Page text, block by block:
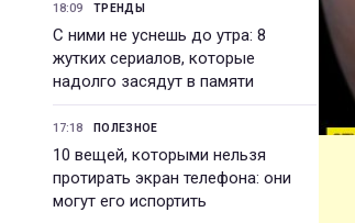
18:09 ТРЕНДЫ
С ними не уснешь до утра: 8
жутких сериалов, которые
надолго засядут в памяти
17:18 ПОЛЕЗНОЕ
10 вещей, которыми нельзя
протирать экран телефона: они
могут его испортить